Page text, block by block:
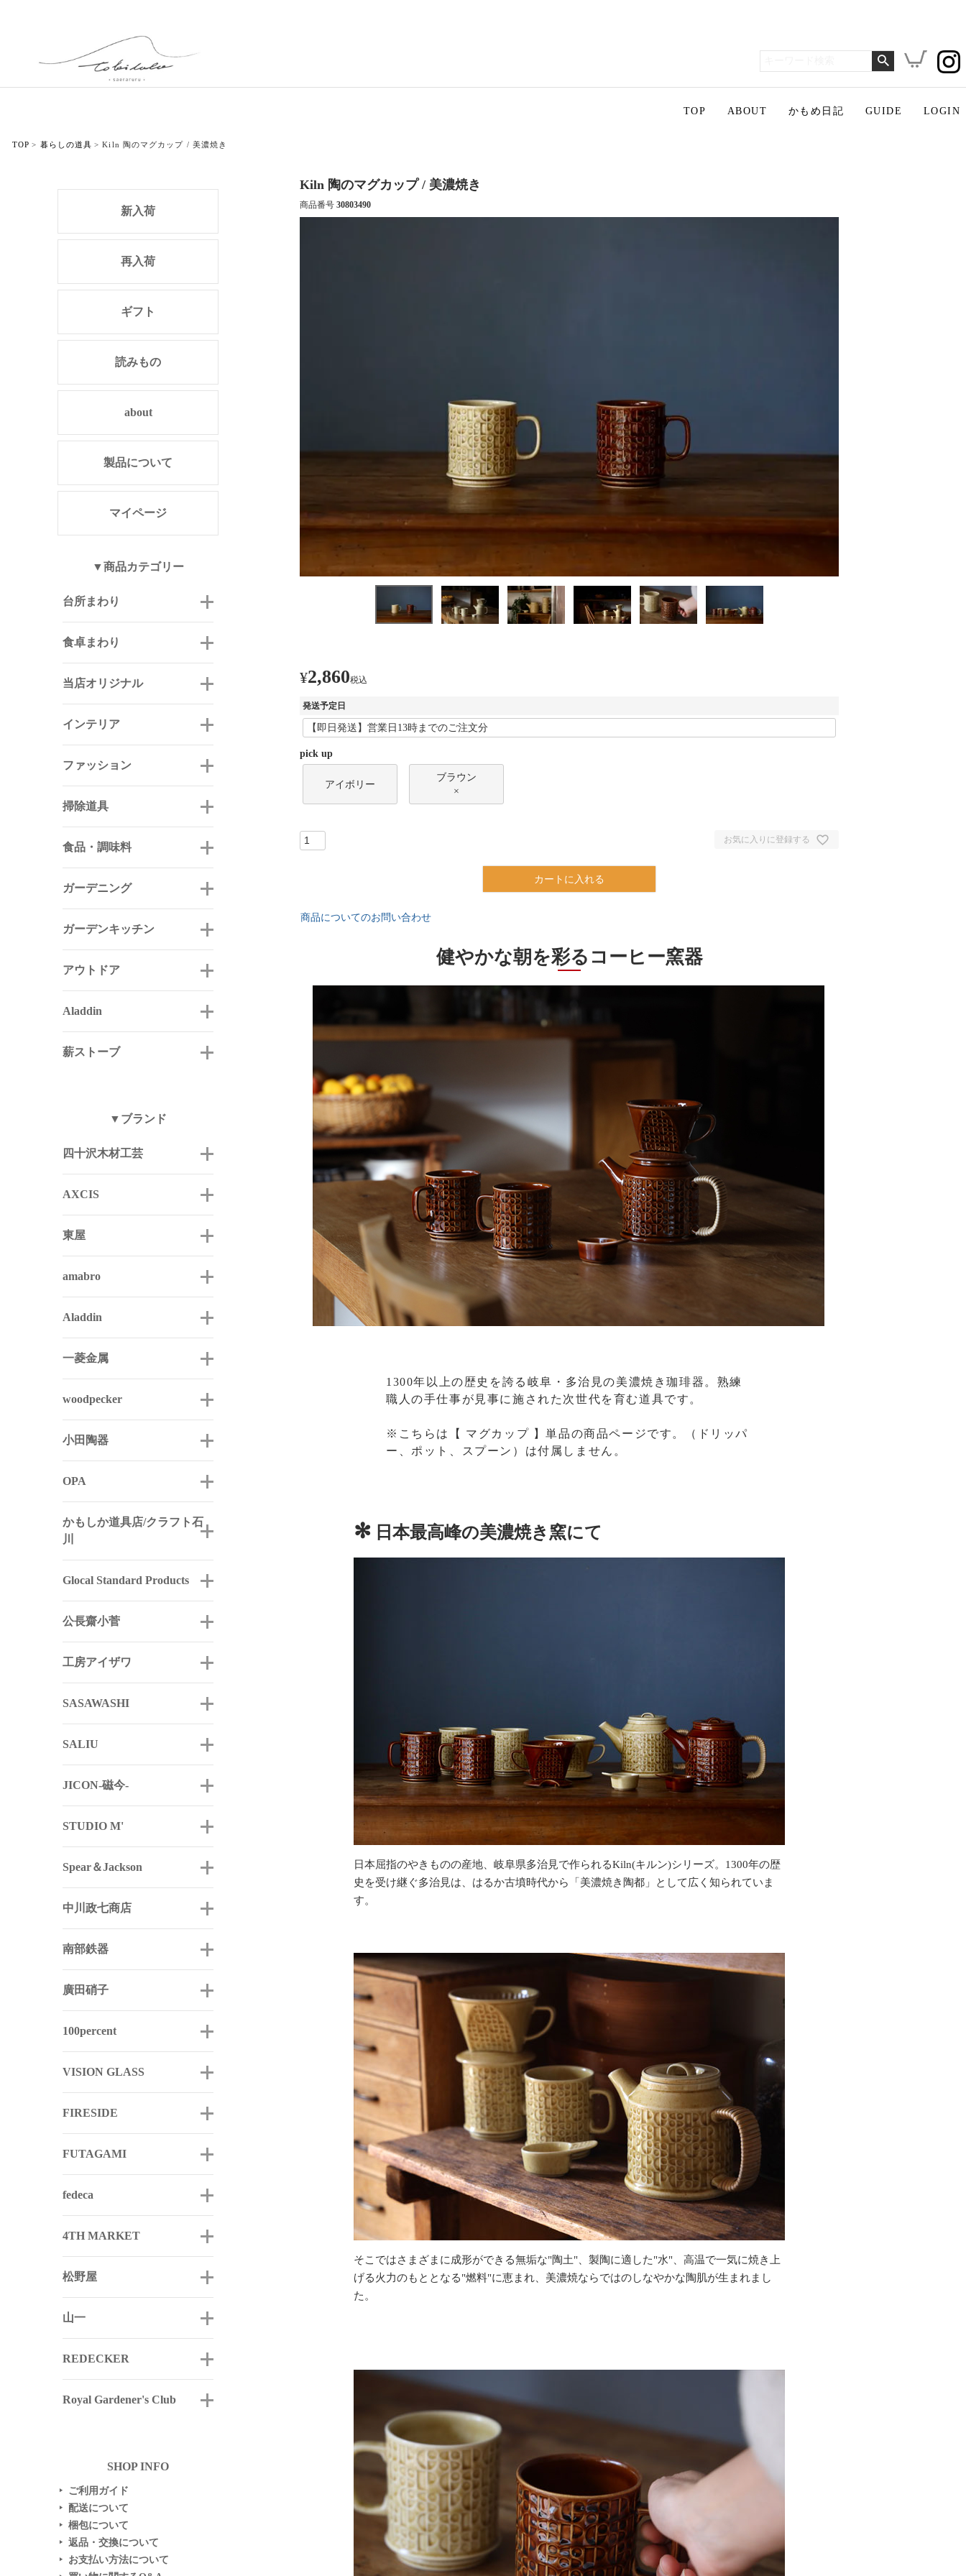
TOP ABOUT かもめ日記 GUIDE LOGIN
TOP 暮らしの道具 Kiln 陶のマグカップ / 美濃焼き
新入荷
再入荷
ギフト
読みもの
about
製品について
マイページ
▼商品カテゴリー
台所まわり
食卓まわり
当店オリジナル
インテリア
ファッション
掃除道具
食品・調味料
ガーデニング
ガーデンキッチン
アウトドア
Aladdin
薪ストーブ
▼ブランド
四十沢木材工芸
AXCIS
東屋
amabro
Aladdin
一菱金属
woodpecker
小田陶器
OPA
かもしか道具店/クラフト石
川
Glocal Standard Products
公長齋小菅
工房アイザワ
SASAWASHI
SALIU
JICON-磁今-
STUDIO M'
Spear＆Jackson
中川政七商店
南部鉄器
廣田硝子
100percent
VISION GLASS
FIRESIDE
FUTAGAMI
fedeca
4TH MARKET
松野屋
山一
REDECKER
Royal Gardener's Club
SHOP INFO
▶ ご利用ガイド
▶ 配送について
▶ 梱包について
▶ 返品・交換について
▶ お支払い方法について
Kiln 陶のマグカップ / 美濃焼き
商品番号 30803490
¥2,860税込
発送予定日
pick up
アイボリー
ブラウン
×
お気に入りに登録する
カートに入れる
商品についてのお問い合わせ
健やかな朝を彩るコーヒー窯器
1300年以上の歴史を誇る岐阜・多治見の美濃焼き珈琲器。熟練
職人の手仕事が見事に施された次世代を育む道具です。
※こちらは【 マグカップ 】単品の商品ページです。（ドリッパ
ー、ポット、スプーン）は付属しません。
✻ 日本最高峰の美濃焼き窯にて
日本屈指のやきものの産地、岐阜県多治見で作られるKiln(キルン)シリーズ。1300年の歴
史を受け継ぐ多治見は、はるか古墳時代から「美濃焼き陶都」として広く知られていま
す。
そこではさまざまに成形ができる無垢な"陶土"、製陶に適した"水"、高温で一気に焼き上
げる火力のもととなる"燃料"に恵まれ、美濃焼ならではのしなやかな陶肌が生まれまし
た。